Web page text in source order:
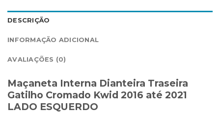
DESCRIÇÃO
INFORMAÇÃO ADICIONAL
AVALIAÇÕES (0)
Maçaneta Interna Dianteira Traseira
Gatilho Cromado Kwid 2016 até 2021
LADO ESQUERDO